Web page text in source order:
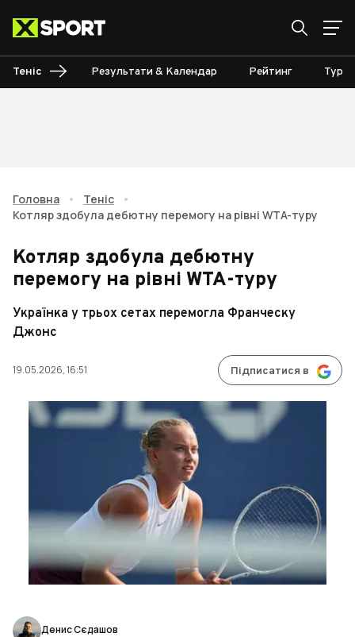
Теніс Результати & Календар Рейтинг
Головна • Теніс
•
Котляр здобула дебютну перемогу на рівні WTA-туру
Котляр здобула дебютну
перемогу на рівні WTA-туру
Українка у трьох сетах перемогла Франческу
Джонс
19.05.2026, 16:51 Підписатися в
Денис Сєдашов